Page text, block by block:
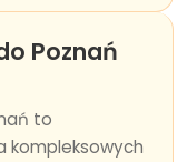
Poznań
to
kompleksowych